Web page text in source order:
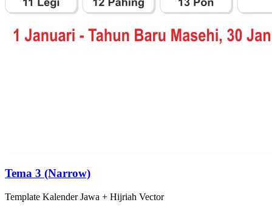
Tema 3 (Narrow)
Template Kalender Jawa + Hijriah Vector